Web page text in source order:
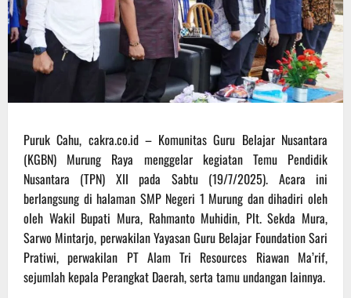
Puruk Cahu, cakra.co.id – Komunitas Guru Belajar Nusantara
(KGBN) Murung Raya menggelar kegiatan Temu Pendidik
Nusantara (TPN) XII pada Sabtu (19/7/2025). Acara ini
berlangsung di halaman SMP Negeri 1 Murung dan dihadiri oleh
oleh Wakil Bupati Mura, Rahmanto Muhidin, Plt. Sekda Mura,
Sarwo Mintarjo, perwakilan Yayasan Guru Belajar Foundation Sari
Pratiwi, perwakilan PT Alam Tri Resources Riawan Ma’rif,
sejumlah kepala Perangkat Daerah, serta tamu undangan lainnya.